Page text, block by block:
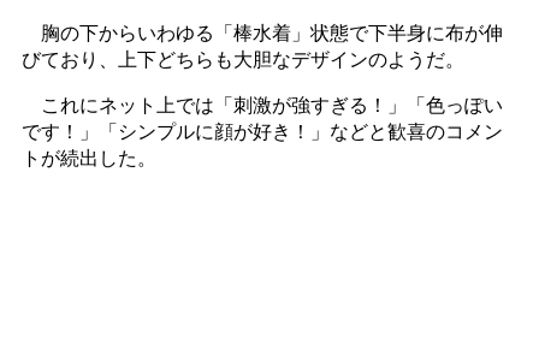
胸の下からいわゆる「棒水着」状態で下半身に布が伸
びており、上下どちらも大胆なデザインのようだ。
これにネット上では「刺激が強すぎる！」「色っぽい
です！」「シンプルに顔が好き！」などと歓喜のコメン
トが続出した。